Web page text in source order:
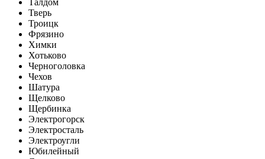
Талдом
Тверь
Троицк
Фрязино
Химки
Хотьково
Черноголовка
Чехов
Шатура
Щелково
Щербинка
Электрогорск
Электросталь
Электроугли
Юбилейный